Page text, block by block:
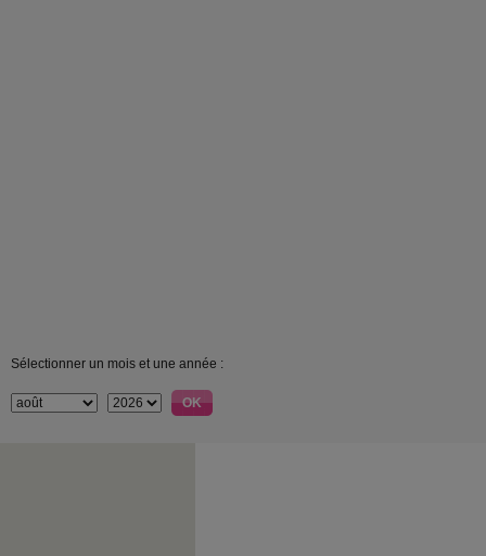
Sélectionner un mois et une année :